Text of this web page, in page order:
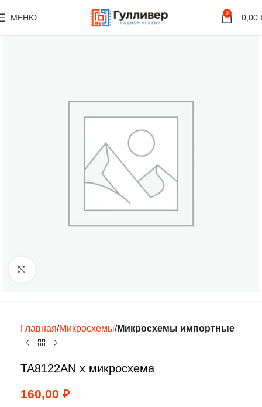
МЕНЮ 0 0,00
Главная Микросхемы Микросхемы импортные
TA8122AN х микросхема
160,00 ₽